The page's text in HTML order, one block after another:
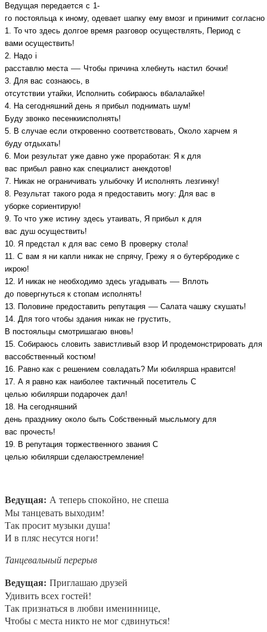
Ведущая передается с 1-
го постояльца к иному, одевает шапку ему вмозг и принимит согласно
1. То что здесь долгое время разговор осуществлять Период с
вами осуществить!
2. Надо i
расставлю места — Чтобы причина хлебнуть настил бочки!
3. Для вас сознаюсь в
отсутствии утайки, Исполнить собираюсь вбалалайке!
4. На сегодняшний день я прибыл поднимать шум!
Буду звонко песенкиисполнять!
5. В случае если откровенно соответствовать Около харчем я
буду отдыхать!
6. Мои результат уже давно уже проработан: Я к для
вас прибыл равно как специалист анекдотов!
7. Никак не ограничивать улыбочку И исполнять лезгинку!
8. Результат такого рода я предоставить могу: Для вас в
уборке сориентирую!
9. То что уже истину здесь утаивать , Я прибыл к для
вас душ осуществить!
10. Я предстал к для вас семо В проверку стола!
11. С вам я ни капли никак не спрячу, Грежу я о бутербродике с
икрою!
12. И никак не необходимо здесь угадывать — Вплоть
до повергнуться к стопам исполнять!
13. Половине предоставить репутация — Салата чашку скушать!
14. Для того чтобы здания никак не грустить
В постояльцы смотришагаю вновь!
15. Собираюсь словить завистливый взор И продемонстрировать для
вассобственный костюм!
16. Равно как с решением совладать? Ми юбилярша нравится!
17. А я равно как наиболее тактичный посетитель С
целью юбилярши подарочек дал!
18. На сегодняшний
день празднику около быть Собственный мысльмогу для
вас прочесть!
19. В репутация торжественного звания С
целью юбилярши сделаюстремление!
Ведущая: А теперь спокойно, не спеша
Мы танцевать выходим!
Так просит музыки душа!
И в пляс несутся ноги!
Танцевальный перерыв
Ведущая: Приглашаю друзей
Удивить всех гостей!
Так признаться в любви имениннице,
Чтобы с места никто не мог сдвинуться!